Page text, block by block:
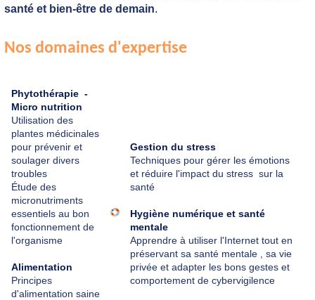
santé et bien-être de demain.
Nos domaines d'expertise
Phytothérapie -
Micro nutrition
Utilisation des
plantes médicinales
pour prévenir et
soulager divers
troubles
Étude des
micronutriments
essentiels au bon
fonctionnement de
l'organisme
Alimentation
Principes
d'alimentation saine
Gestion du stress
Techniques pour gérer les émotions
et réduire l'impact du stress sur la
santé
Hygiène numérique et santé
mentale
Apprendre à utiliser l'Internet tout en
préservant sa santé mentale , sa vie
privée et adapter les bons gestes et
comportement de cybervigilence